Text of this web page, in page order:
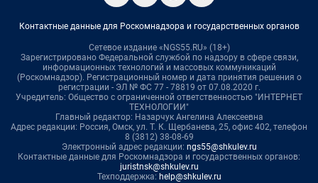
Контактные данные для Роскомнадзора и государственных органов
Сетевое издание «NGS55.RU» (18+)
Зарегистрировано Федеральной службой по надзору в сфере связи,
информационных технологий и массовых коммуникаций
(Роскомнадзор). Регистрационный номер и дата принятия решения о
регистрации - ЭЛ № ФС 77 - 78819 от 07.08.2020 г.
Учредитель: Общество с ограниченной ответственностью "ИНТЕРНЕТ
ТЕХНОЛОГИИ"
Главный редактор: Назарчук Ангелина Алексеевна
Адрес редакции: Россия, Омск, ул. Т. К. Щербанева, 25, офис 402, телефон
8 (3812) 38-08-69
Электронный адрес редакции: ngs55@shkulev.ru
Контактные данные для Роскомнадзора и государственных органов:
juristnsk@shkulev.ru
Техподдержка: help@shkulev.ru